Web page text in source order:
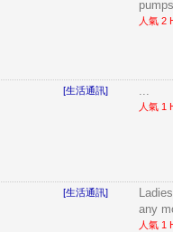
人氣 2
[生活通訊] ...
人氣 1
[生活通訊]
any
人氣 1